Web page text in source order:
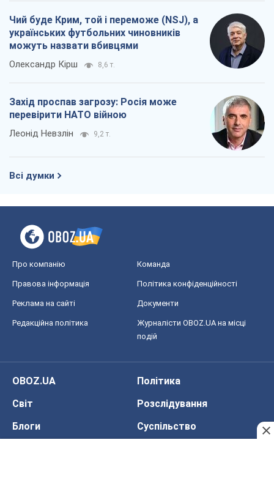
Чий буде Крим, той і переможе (NSJ), а
українських футбольних чиновників
можуть назвати вбивцями
Олександр Кірш 8,6 т.
Захід проспав загрозу: Росія може
перевірити НАТО війною
Леонід Невзлін 9,2 т.
Всі думки
Про компанію Команда
Правова інформація Політика конфіденційності
Реклама на сайті Документи
Редакційна політика
Журналісти OBOZ.UA на місці
подій
OBOZ.UA
Політика
Світ
Розслідування
Блоги
Суспільство